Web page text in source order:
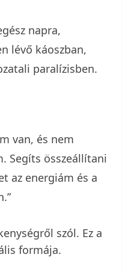
napra,
lévő káoszban,
paralízisben.
van, és nem
Segíts összeállítani
az energiám és a
szól. Ez a
formája.